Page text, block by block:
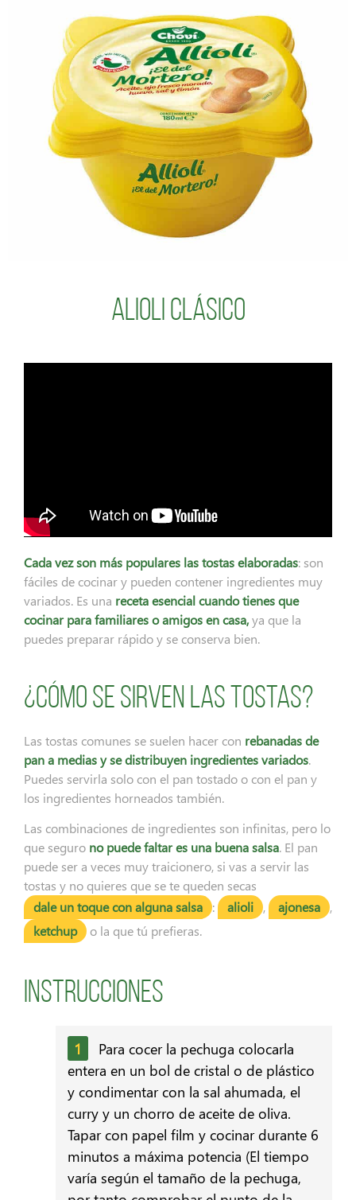
Alioli Clásico
Cada vez son más populares las tostas elaboradas: son
fáciles de cocinar y pueden contener ingredientes muy
variados. Es una receta esencial cuando tienes que
cocinar para familiares o amigos en casa,ya que la
puedes preparar rápido y se conserva bien.
¿Cómo se sirven las tostas?
Las tostas comunes se suelen hacer con rebanadas de
pan a medias y se distribuyen ingredientes variados.
Puedes servirla solo con el pan tostado o con el pan y
los ingredientes horneados también.
Las combinaciones de ingredientes son infinitas, pero lo
que seguro no puede faltar es una buena salsa. El pan
puede ser a veces muy traicionero, si vas a servir las
tostas y no quieres que se te queden secas
dale un toque con alguna salsa
: alioli , ajonesa
,
ketchup
o la que tú prefieras.
Instrucciones
Para cocer la pechuga colocarla
entera en un bol de cristal o de plástico
y condimentar con la sal ahumada, el
curry y un chorro de aceite de oliva.
Tapar con papel film y cocinar durante 6
minutos a máxima potencia (El tiempo
varía según el tamaño de la pechuga,